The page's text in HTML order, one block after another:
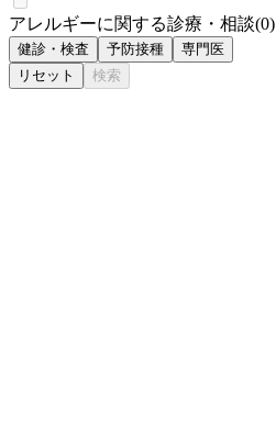
アレルギーに関する診療・相談(0)
健診・検査 予防接種
専門医
リセット
検索